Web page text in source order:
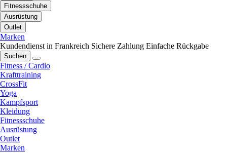
Fitnessschuhe
Ausrüstung
Outlet
Marken
Kundendienst in Frankreich Sichere Zahlung Einfache Rückgabe
Suchen
Fitness / Cardio
Krafttraining
CrossFit
Yoga
Kampfsport
Kleidung
Fitnessschuhe
Ausrüstung
Outlet
Marken